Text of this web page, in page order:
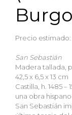
Precio
San Sebastián
Madera tallada,
42,5 x 6,5 x 13 cm
Castilla, h. 1485
una obra
San Sebastián